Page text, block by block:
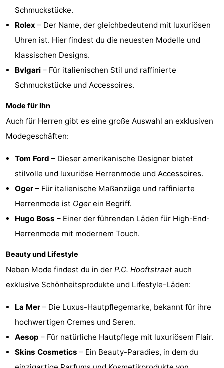
der
Plätze
Zentrum
und
Stadtviertel
Nordholland
-
Südholland
Praktisch
Reisebuchshop
Verkehr
Route
Hauptbahnhof
Eindhoven
Parken
Tipps
Schmuckstücke.
Rolex – Der Name, der gleichbedeutend mit luxuriösen
Uhren ist. Hier findest du die neuesten Modelle und
klassischen Designs.
Bvlgari – Für italienischen Stil und raffinierte
Schmuckstücke und Accessoires.
Mode für Ihn
Auch für Herren gibt es eine große Auswahl an exklusiven
Modegeschäften:
Tom Ford – Dieser amerikanische Designer bietet
stilvolle und luxuriöse Herrenmode und Accessoires.
Oger – Für italienische Maßanzüge und raffinierte
Herrenmode ist Oger ein Begriff.
Hugo Boss – Einer der führenden Läden für High-End-
Herrenmode mit modernem Touch.
Beauty und Lifestyle
Neben Mode findest du in der P.C. Hooftstraat auch
exklusive Schönheitsprodukte und Lifestyle-Läden:
La Mer – Die Luxus-Hautpflegemarke, bekannt für ihre
hochwertigen Cremes und Seren.
Aesop – Für natürliche Hautpflege mit luxuriösem Flair.
Skins Cosmetics – Ein Beauty-Paradies, in dem du